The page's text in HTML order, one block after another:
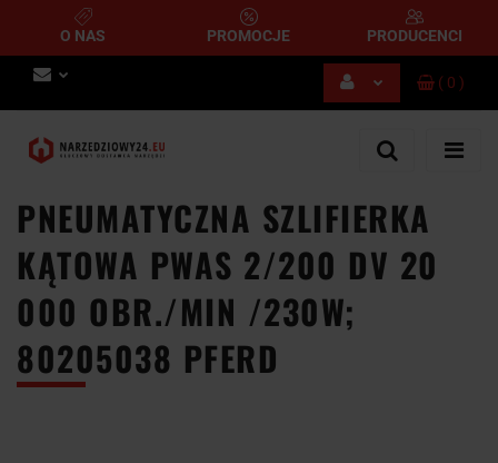
O NAS PROMOCJE PRODUCENCI
( 0 )
PNEUMATYCZNA SZLIFIERKA
KĄTOWA PWAS 2/200 DV 20
000 OBR./MIN /230W;
80205038 PFERD